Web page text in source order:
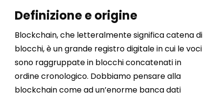
Definizione e origine
Blockchain, che letteralmente significa catena di
blocchi, è un grande registro digitale in cui le voci
sono raggruppate in blocchi concatenati in
ordine cronologico. Dobbiamo pensare alla
blockchain come ad un’enorme banca dati